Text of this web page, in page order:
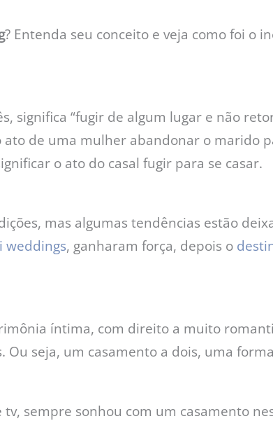
? Entenda seu conceito e veja como foi o
significa “fugir de algum lugar e não
de uma mulher abandonar o marido
o ato do casal fugir para se casar.
mas algumas tendências estão
weddings, ganharam força, depois o
íntima, com direito a muito
Ou seja, um casamento a dois, uma
sempre sonhou com um casamento